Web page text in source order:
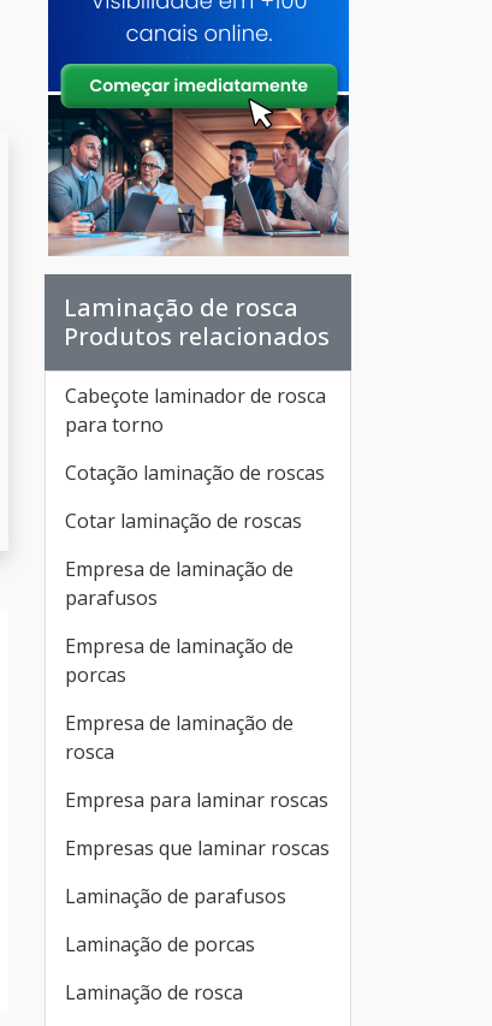
Laminação de rosca
Produtos relacionados
Cabeçote laminador de rosca
para torno
Cotação laminação de roscas
Cotar laminação de roscas
Empresa de laminação de
parafusos
Empresa de laminação de
porcas
Empresa de laminação de
rosca
Empresa para laminar roscas
Empresas que laminar roscas
Laminação de parafusos
Laminação de porcas
Laminação de rosca